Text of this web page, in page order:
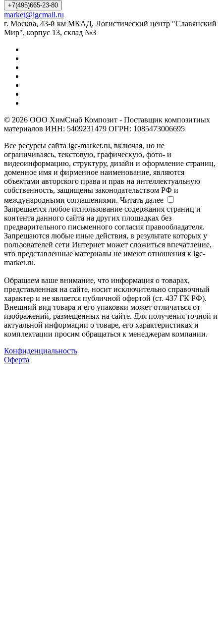
+7(495)665-23-80
market@igcmail.ru
г. Москва, 43-й км МКАД, Логистический центр "Славянский
Мир", корпус 13, склад №3
© 2026 ООО ХимСнаб Композит - Поставщик композитных
материалов ИНН: 5409231479 ОГРН: 1085473006695
Все ресурсы сайта igc-market.ru, включая, но не
ограничиваясь, текстовую, графическую, фото- и
видеоинформацию, структуру, дизайн и оформление страниц,
доменное имя и фирменное наименование, являются
объектами авторского права и прав на интеллектуальную
собственность, защищены законодательством РФ и
международными соглашениями. Читать далее
Запрещается любое использование содержания страниц и
контента данного сайта на других площадках без
предварительного письменного согласия правообладателя.
Запрещаются любые иные действия, в результате которых у
пользователей сети Интернет может сложиться впечатление,
что представленные материалы не имеют отношения к igc-
market.ru.
Обращаем ваше внимание, что информация о товарах,
представленная на сайте, носит исключительно справочный
характер и не является публичной офертой (ст. 437 ГК РФ).
Внешний вид товара и его упаковки может отличаться от
изображений, размещенных на сайте. Для получения точной и
актуальной информации о товаре, его характеристиках и
комплектации просим обращаться к менеджерам компании.
Конфиденциальность
Оферта